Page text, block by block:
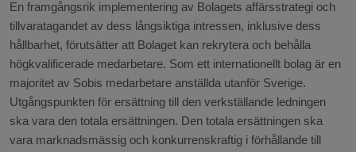
En framgångsrik implementering av Bolagets affärsstrategi och
tillvaratagandet av dess långsiktiga intressen, inklusive dess
hållbarhet, förutsätter att Bolaget kan rekrytera och behålla
högkvalificerade medarbetare. Som ett internationellt bolag är en
majoritet av Sobis medarbetare anställda utanför Sverige.
Utgångspunkten för ersättning till den verkställande ledningen
ska vara den totala ersättningen. Den totala ersättningen ska
vara marknadsmässig och konkurrenskraftig i förhållande till